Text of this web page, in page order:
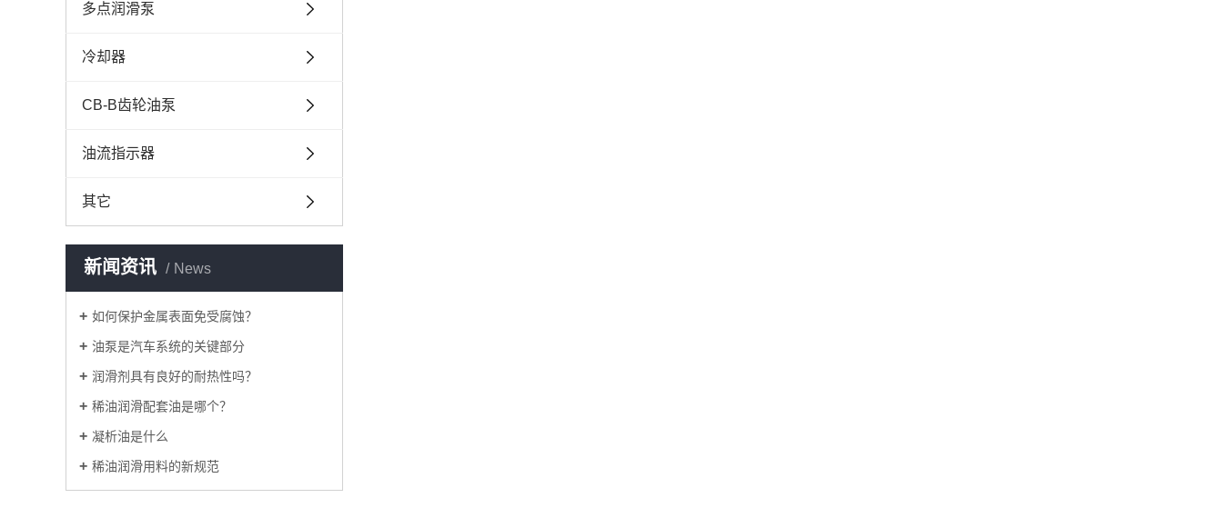
多点润滑泵
冷却器
CB-B齿轮油泵
油流指示器
其它
新闻资讯 News
如何保护金属表面免受腐蚀？
油泵是汽车系统的关键部分
润滑剂具有良好的耐热性吗？
稀油润滑配套油是哪个？
凝析油是什么
稀油润滑用料的新规范